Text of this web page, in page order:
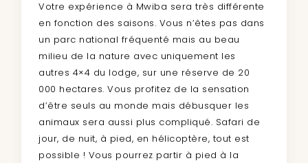
Votre expérience à Mwiba sera très différente
en fonction des saisons. Vous n’êtes pas dans
un parc national fréquenté mais au beau
milieu de la nature avec uniquement les
autres 4×4 du lodge, sur une réserve de 20
000 hectares. Vous profitez de la sensation
d’être seuls au monde mais débusquer les
animaux sera aussi plus compliqué. Safari de
jour, de nuit, à pied, en hélicoptère, tout est
possible ! Vous pourrez partir à pied à la